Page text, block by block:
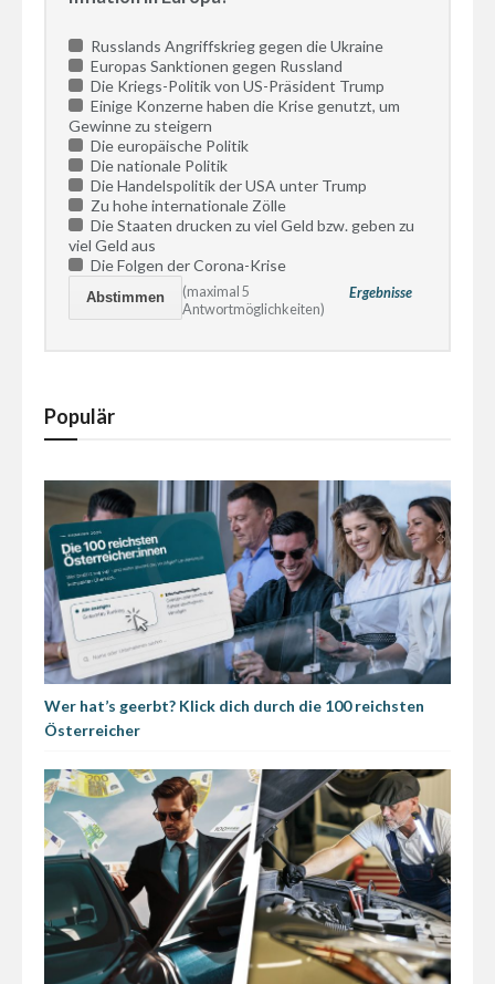
Russlands Angriffskrieg gegen die Ukraine
Europas Sanktionen gegen Russland
Die Kriegs-Politik von US-Präsident Trump
Einige Konzerne haben die Krise genutzt, um
Gewinne zu steigern
Die europäische Politik
Die nationale Politik
Die Handelspolitik der USA unter Trump
Zu hohe internationale Zölle
Die Staaten drucken zu viel Geld bzw. geben zu
viel Geld aus
Die Folgen der Corona-Krise
Ergebnisse
(maximal 5
Antwortmöglichkeiten)
Populär
Wer hat’s geerbt? Klick dich durch die 100 reichsten
Österreicher